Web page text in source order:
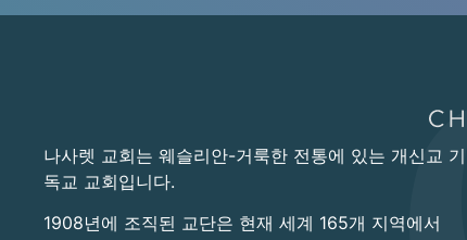
나사렛 교회는 웨슬리안-거룩한 전통에 있는 개신교 기
독교 교회입니다.
1908년에 조직된 교단은 현재 세계 165개 지역에서